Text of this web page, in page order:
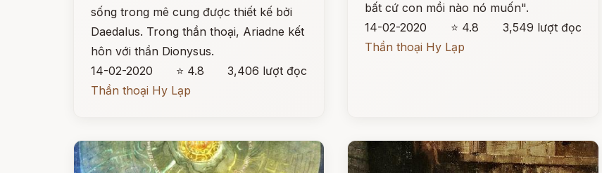
sống trong mê cung được thiết kế bởi
Daedalus. Trong thần thoại, Ariadne kết
hôn với thần Dionysus.
14-02-2020
⭐ 4.8
3,406 lượt đọc
Thần thoại Hy Lạp
bất cứ con mồi nào nó muốn".
14-02-2020
⭐ 4.8
3,549 lượt đọc
Thần thoại Hy Lạp